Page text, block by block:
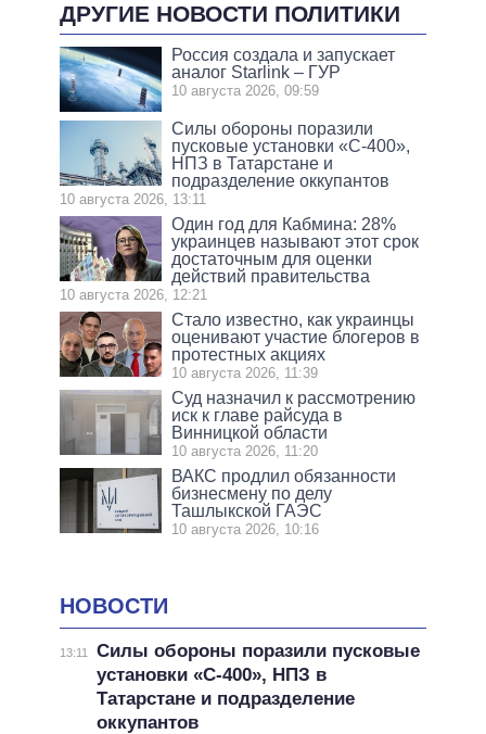
ДРУГИЕ НОВОСТИ ПОЛИТИКИ
Россия создала и запускает
аналог Starlink – ГУР
10 августа 2026, 09:59
Силы обороны поразили
пусковые установки «С-400»,
НПЗ в Татарстане и
подразделение оккупантов
10 августа 2026, 13:11
Один год для Кабмина: 28%
украинцев называют этот срок
достаточным для оценки
действий правительства
10 августа 2026, 12:21
Стало известно, как украинцы
оценивают участие блогеров в
протестных акциях
10 августа 2026, 11:39
Суд назначил к рассмотрению
иск к главе райсуда в
Винницкой области
10 августа 2026, 11:20
ВАКС продлил обязанности
бизнесмену по делу
Ташлыкской ГАЭС
10 августа 2026, 10:16
НОВОСТИ
13:11
Силы обороны поразили пусковые
установки «С-400», НПЗ в
Татарстане и подразделение
оккупантов